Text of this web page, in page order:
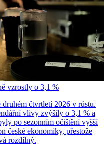
vzrostly o 3,1 %
čtvrtletí 2026 v růstu.
vlivy zvýšily o 3,1 % a
po sezonním očištění vyšší
české ekonomiky, přestože
rozdílný.